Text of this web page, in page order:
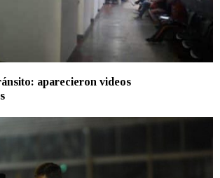
aparecieron videos